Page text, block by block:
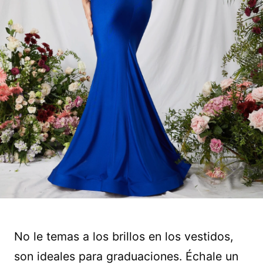
No le temas a los brillos en los vestidos,
son ideales para graduaciones. Échale un